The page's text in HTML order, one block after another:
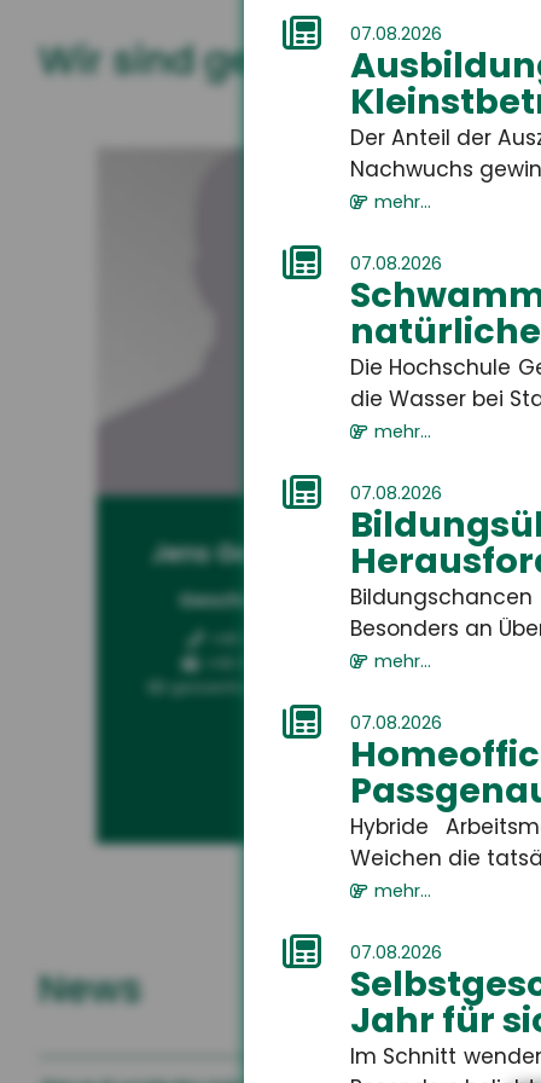
07.08.2026
Der Anteil der
Nachwuchs
mehr...
07.08.2026
Die Hochschule
die Wasser bei
mehr...
07.08.2026
Besonders an
mehr...
07.08.2026
Hybride
Weichen die
mehr...
07.08.2026
Jahr für
Im Schnitt
Wir sind gerne für Sie da
Jens Geßenhardt
Geschäftsführer
gessenhardt[at]hsh24.de
News